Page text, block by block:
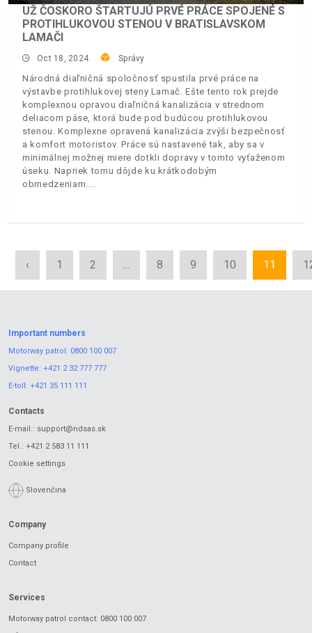
UŽ ČOSKORO ŠTARTUJÚ PRVÉ PRÁCE SPOJENÉ S
PROTIHLUKOVOU STENOU V BRATISLAVSKOM
LAMAČI
Oct 18, 2024 Správy
Národná diaľničná spoločnosť spustila prvé práce na
výstavbe protihlukovej steny Lamač. Ešte tento rok prejde
komplexnou opravou diaľničná kanalizácia v strednom
deliacom páse, ktorá bude pod budúcou protihlukovou
stenou. Komplexne opravená kanalizácia zvýši bezpečnosť
a komfort motoristov. Práce sú nastavené tak, aby sa v
minimálnej možnej miere dotkli dopravy v tomto vyťaženom
úseku. Napriek tomu dôjde ku krátkodobým
obmedzeniam.
‹ 1 2 ... 8 9 10 11
Important numbers
Motorway patrol: 0800 100 007
Vignette: +421 2 32 777 777
E-toll: +421 35 111 111
Contacts
E-mail.: support@ndsas.sk
Tel.: +421 2 583 11 111
Cookie settings
Slovenčina
Company
Company profile
Contact
Services
Motorway patrol contact: 0800 100 007